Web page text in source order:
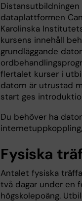
dataplattformen
Karolinska
kursens innehåll
grundläggande
flertalet kurser i
datorn är utrustad
start ges
Du behöver ha
Fysiska
Antalet fysiska
två dagar under en
högskolepoäng.